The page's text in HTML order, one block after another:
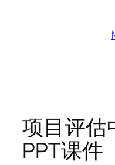
项目评估
PPT课件